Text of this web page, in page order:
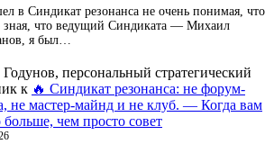
в Синдикат резонанса не очень понимая, что
зная, что ведущий Синдиката — Михаил
я был…
персональный стратегический
к 🔥 Синдикат резонанса: не форум-
не мастер-майнд и не клуб. — Когда вам
чем просто совет